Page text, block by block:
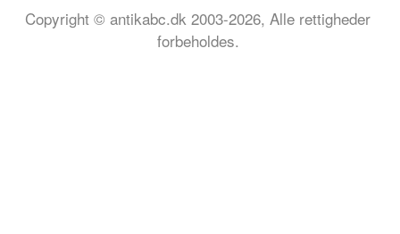
Copyright © antikabc.dk 2003-2026, Alle rettigheder
forbeholdes.